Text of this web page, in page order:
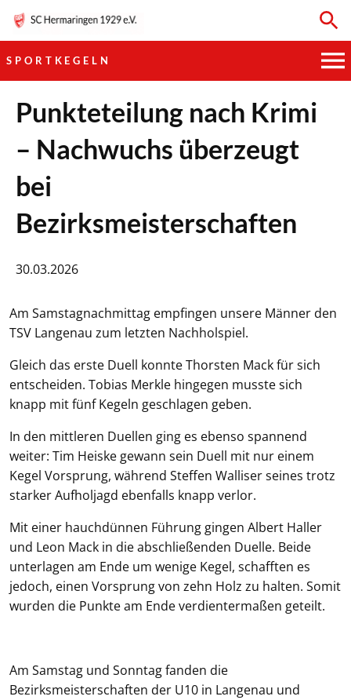
SPORTKEGELN
HAUPTVEREIN
SPORTKEGELN
FUSSBALL
GYMNASTIK
TISCHTENNIS
BOGENSCHIESSEN
Punkteteilung nach Krimi
– Nachwuchs überzeugt
bei
Bezirksmeisterschaften
30.03.2026
Am Samstagnachmittag empfingen unsere Männer den
TSV Langenau zum letzten Nachholspiel.
Gleich das erste Duell konnte Thorsten Mack für sich
entscheiden. Tobias Merkle hingegen musste sich
knapp mit fünf Kegeln geschlagen geben.
In den mittleren Duellen ging es ebenso spannend
weiter: Tim Heiske gewann sein Duell mit nur einem
Kegel Vorsprung, während Steffen Walliser seines trotz
starker Aufholjagd ebenfalls knapp verlor.
Mit einer hauchdünnen Führung gingen Albert Haller
und Leon Mack in die abschließenden Duelle. Beide
unterlagen am Ende um wenige Kegel, schafften es
jedoch, einen Vorsprung von zehn Holz zu halten. Somit
wurden die Punkte am Ende verdientermaßen geteilt.
Am Samstag und Sonntag fanden die
Bezirksmeisterschaften der U10 in Langenau und